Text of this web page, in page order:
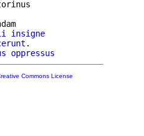
insigne
.
oppressus
Commons License